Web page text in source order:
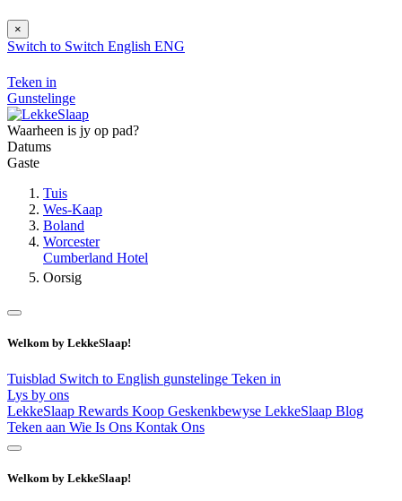
×
Switch to Switch English ENG
Teken in
Gunstelinge
Waarheen is jy op pad?
Datums
Gaste
Tuis
Wes-Kaap
Boland
Worcester
Cumberland Hotel
Oorsig
Welkom by LekkeSlaap!
Tuisblad Switch to English gunstelinge Teken in
Lys by ons
LekkeSlaap Rewards Koop Geskenkbewyse LekkeSlaap Blog
Teken aan Wie Is Ons Kontak Ons
Welkom by LekkeSlaap!